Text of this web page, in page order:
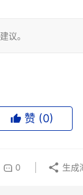
议。
赞 (0)
0 生成